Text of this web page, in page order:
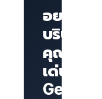
อยากให้
บริษัทของ
คุณโดด
เด่นบน